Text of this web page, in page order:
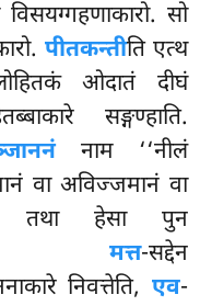
सो
पीतकन्तीति एत्थ
ओदातं दीघं
सङ्गण्हाति.
नाम ‘‘नीलं
वा अविज्जमानं वा
तथा हेसा पुन
मत्त-सद्देन
निवत्तेति, एव-